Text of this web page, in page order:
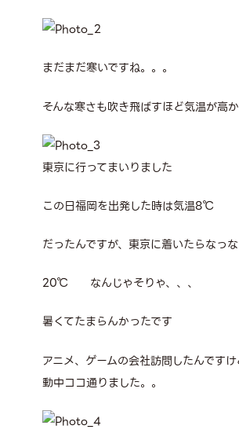
まだまだ寒いですね。。。
そんな寒さも吹き飛ばすほど気温が高
東京に行ってまいりました
この日福岡を出発した時は気温8℃
だったんですが、東京に着いたらなっ
20℃ なんじゃそりゃ、、、
暑くてたまらんかったです
アニメ、ゲームの会社訪問したんです
動中ココ通りました。。